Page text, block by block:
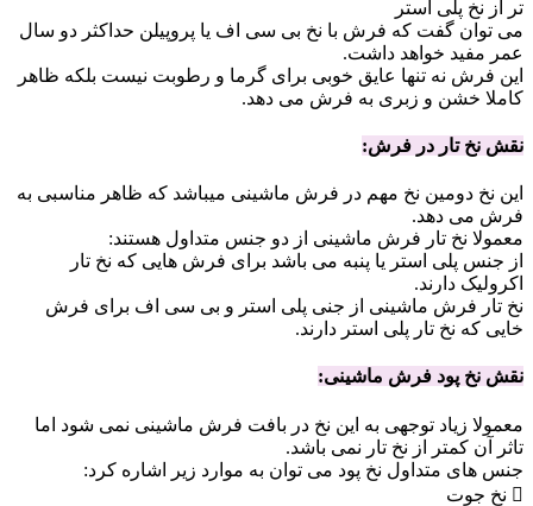
تر از نخ پلی استر
می توان گفت که فرش با نخ بی سی اف یا پروپیلن حداکثر دو سال
عمر مفید خواهد داشت.
این فرش نه تنها عایق خوبی برای گرما و رطوبت نیست بلکه ظاهر
کاملا خشن و زبری به فرش می دهد.
نقش نخ تار در فرش:
این نخ دومین نخ مهم در فرش ماشینی میباشد که ظاهر مناسبی به
فرش می دهد.
معمولا نخ تار فرش ماشینی از دو جنس متداول هستند:
از جنس پلی استر یا پنبه می باشد برای فرش هایی که نخ تار
اکرولیک دارند.
نخ تار فرش ماشینی از جنی پلی استر و بی سی اف برای فرش
خایی که نخ تار پلی استر دارند.
نقش نخ پود فرش ماشینی:
معمولا زیاد توجهی به این نخ در بافت فرش ماشینی نمی شود اما
تاثر آن کمتر از نخ تار نمی باشد.
جنس های متداول نخ پود می توان به موارد زیر اشاره کرد:
 نخ جوت